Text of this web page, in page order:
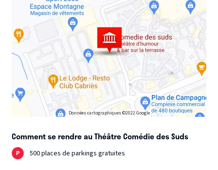
Données cartographiques ©2022 Google
Comment se rendre au Théâtre Comédie des Suds
500 places de parkings gratuites